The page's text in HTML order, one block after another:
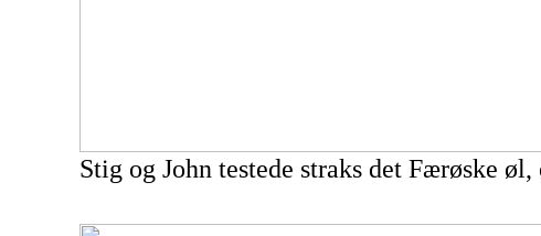
Stig og John testede straks det Færøske